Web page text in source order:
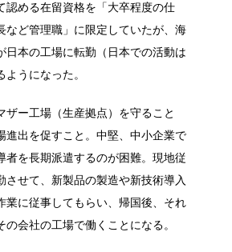
認める在留資格を「大卒程度の仕
など管理職」に限定していたが、海
日本の工場に転勤（日本での活動は
うになった。
ザー工場（生産拠点）を守ること
進出を促すこと。中堅、中小企業で
者を長期派遣するのが困難。現地従
させて、新製品の製造や新技術導入
業に従事してもらい、帰国後、それ
の会社の工場で働くことになる。